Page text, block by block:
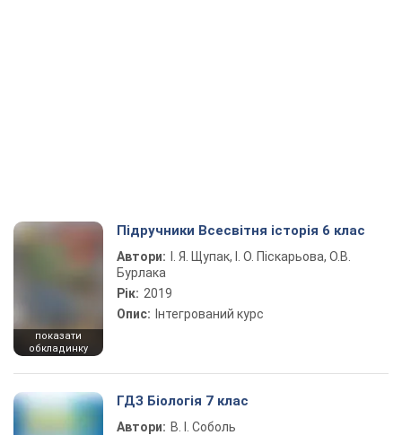
показати
обкладинку
Підручники Всесвітня історія 6 клас
Автори:
І. Я. Щупак, І. О. Піскарьова, О.В.
Бурлака
Рік: 2019
Опис: Інтегрований курс
ГДЗ Біологія 7 клас
Автори: В. І. Соболь